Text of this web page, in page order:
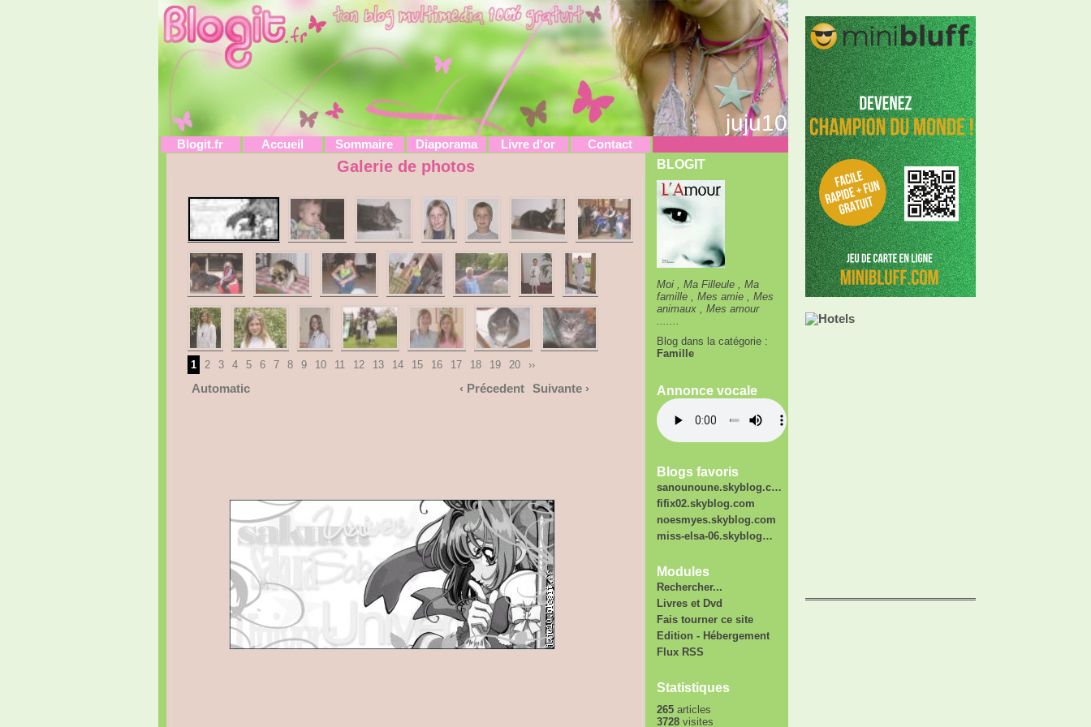
juju10
Blogit.fr Accueil Sommaire Diaporama Livre d'or Contact
BLOGIT
Moi , Ma Filleule , Ma
famille , Mes amie , Mes
animaux , Mes amour
.......
Blog dans la catégorie :
Famille
Annonce vocale
Blogs favoris
sanounoune.skyblog.c…
fifix02.skyblog.com
noesmyes.skyblog.com
miss-elsa-06.skyblog…
Modules
Rechercher...
Livres et Dvd
Fais tourner ce site
Edition - Hébergement
Flux RSS
Statistiques
265articles
3728visites
Galerie de photos
1 2 3 4 5 6 7 8 9 10 11 12 13 14 15 16 17 18 19 20 ››
Automatic ‹ Précedent Suivante ›